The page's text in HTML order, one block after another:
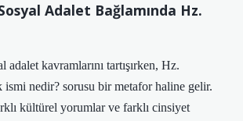
Adalet Bağlamında Hz.
kavramlarını tartışırken, Hz.
ismi nedir? sorusu bir metafor haline gelir.
kültürel yorumlar ve farklı cinsiyet